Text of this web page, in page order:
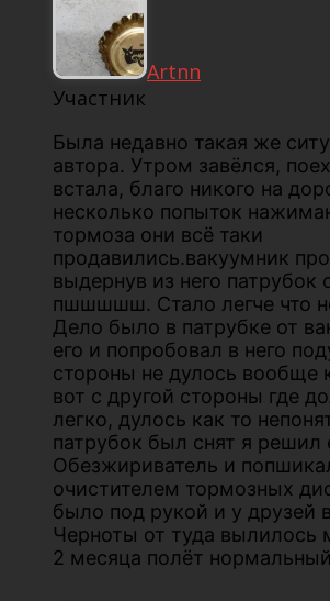
Artnn
Участник
Была недавно такая же
автора. Утром завёлся,
встала, благо никого на
несколько попыток
тормоза они всё таки
продавились.вакуумник
выдернув из него патрубок
пшшшшш. Стало легче что
Дело было в патрубке от
его и попробовал в него
стороны не дулось вообще
вот с другой стороны где
легко, дулось как то
патрубок был снят я решил
Обезжириватель и
очистителем тормозных
было под рукой и у друзей
Черноты от туда вылилось
2 месяца полёт нормальный